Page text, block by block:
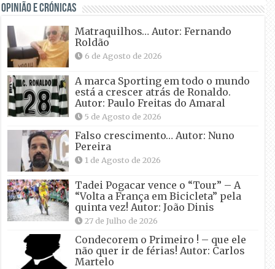
OPINIÃO E CRÓNICAS
Matraquilhos… Autor: Fernando
Roldão
6 de Agosto de 2026
A marca Sporting em todo o mundo
está a crescer atrás de Ronaldo.
Autor: Paulo Freitas do Amaral
5 de Agosto de 2026
Falso crescimento… Autor: Nuno
Pereira
1 de Agosto de 2026
Tadei Pogacar vence o “Tour” – A
“Volta a França em Bicicleta” pela
quinta vez! Autor: João Dinis
27 de Julho de 2026
Condecorem o Primeiro ! – que ele
não quer ir de férias! Autor: Carlos
Martelo